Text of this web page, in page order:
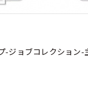
ジョブコレクション-